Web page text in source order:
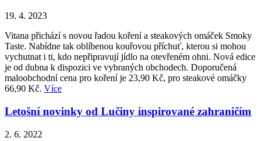
19. 4. 2023
Vitana přichází s novou řadou koření a steakových omáček Smoky
Taste. Nabídne tak oblíbenou kouřovou příchuť, kterou si mohou
vychutnat i ti, kdo nepřipravují jídlo na otevřeném ohni. Nová edice
je od dubna k dispozici ve vybraných obchodech. Doporučená
maloobchodní cena pro koření je 23,90 Kč, pro steakové omáčky
66,90 Kč. Více
Letošní novinky od Lučiny inspirované zahraničím
2. 6. 2022